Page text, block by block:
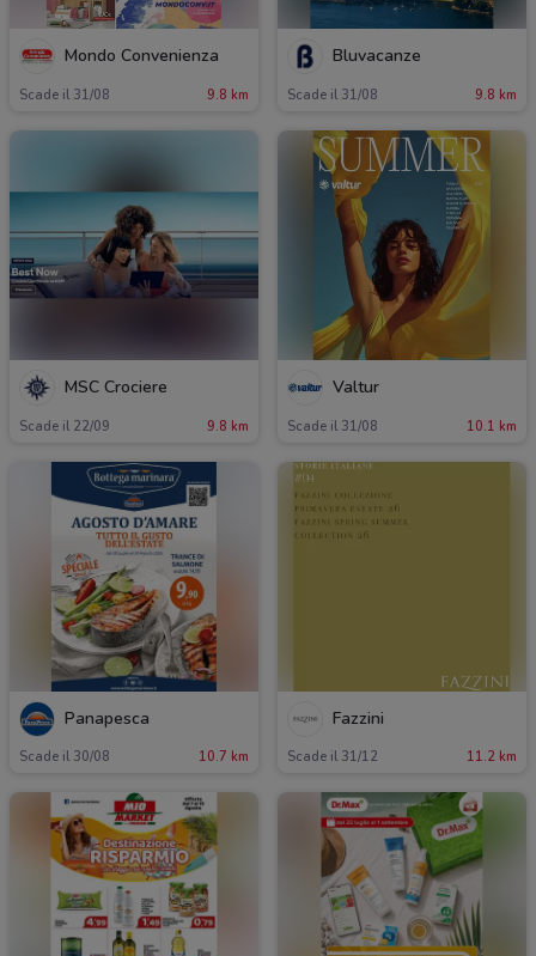
Mondo Convenienza
Scade il 31/08 9.8 km
Bluvacanze
Scade il 31/08 9.8 km
MSC Crociere
Scade il 22/09 9.8 km
Valtur
Scade il 31/08 10.1 km
Panapesca
Scade il 30/08 10.7 km
Fazzini
Scade il 31/12 11.2 km